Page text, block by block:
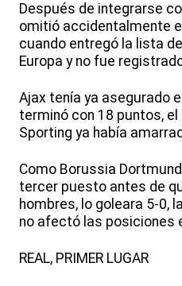
Después de integrarse
omitió accidentalmente
cuando entregó la lista
Europa y no fue
Ajax tenía ya asegurado
terminó con 18 puntos,
Sporting ya había
Como Borussia
tercer puesto antes de
hombres, lo goleara 5-0,
no afectó las posiciones
REAL, PRIMER LUGAR